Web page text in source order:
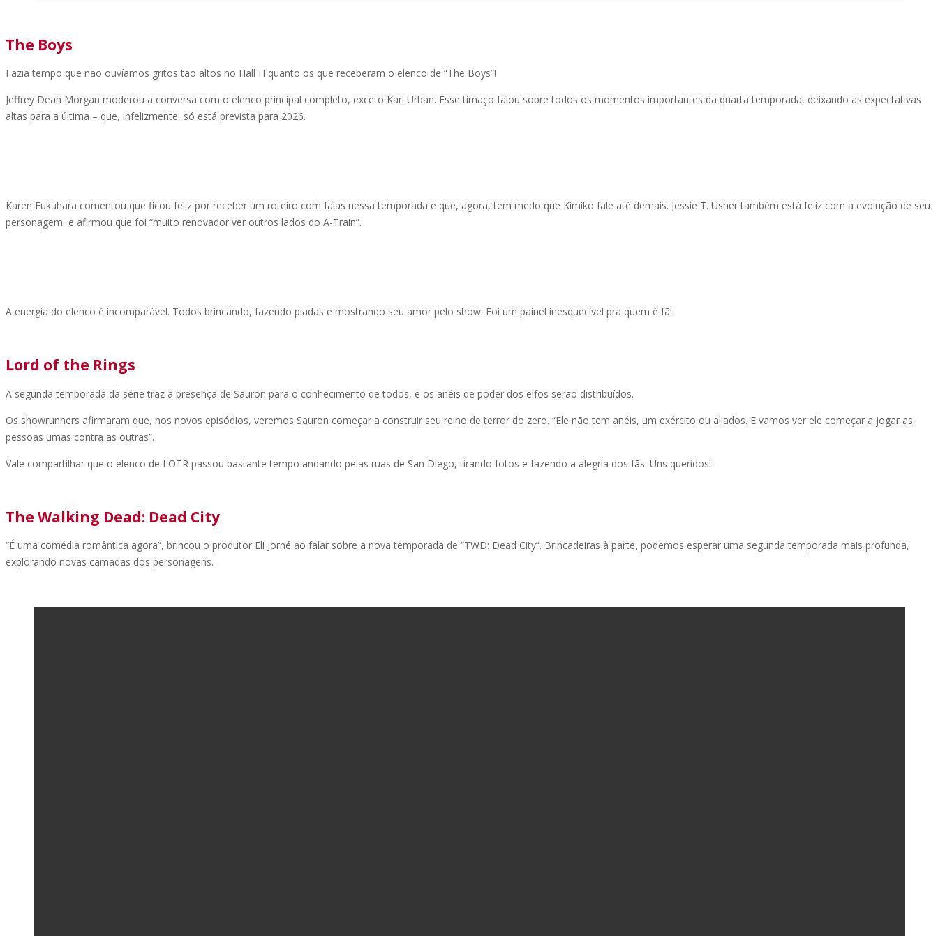
The Boys
Fazia tempo que não ouvíamos gritos tão altos no Hall H quanto os que receberam o elenco de “The Boys”!
Jeffrey Dean Morgan moderou a conversa com o elenco principal completo, exceto Karl Urban. Esse timaço falou sobre todos os momentos importantes da quarta temporada, deixando as expectativas
altas para a última – que, infelizmente, só está prevista para 2026.
Karen Fukuhara comentou que ficou feliz por receber um roteiro com falas nessa temporada e que, agora, tem medo que Kimiko fale até demais. Jessie T. Usher também está feliz com a evolução de seu
personagem, e afirmou que foi “muito renovador ver outros lados do A-Train”.
A energia do elenco é incomparável. Todos brincando, fazendo piadas e mostrando seu amor pelo show. Foi um painel inesquecível pra quem é fã!
Lord of the Rings
A segunda temporada da série traz a presença de Sauron para o conhecimento de todos, e os anéis de poder dos elfos serão distribuídos.
Os showrunners afirmaram que, nos novos episódios, veremos Sauron começar a construir seu reino de terror do zero. “Ele não tem anéis, um exército ou aliados. E vamos ver ele começar a jogar as
pessoas umas contra as outras”.
Vale compartilhar que o elenco de LOTR passou bastante tempo andando pelas ruas de San Diego, tirando fotos e fazendo a alegria dos fãs. Uns queridos!
The Walking Dead: Dead City
“É uma comédia romântica agora”, brincou o produtor Eli Jorné ao falar sobre a nova temporada de “TWD: Dead City”. Brincadeiras à parte, podemos esperar uma segunda temporada mais profunda,
explorando novas camadas dos personagens.